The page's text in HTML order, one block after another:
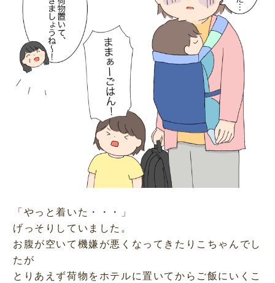
「やっと着いた・・・」
げっそりしていました。
お腹が空いて機嫌が悪くなってきたりこちゃんでし
たが
とりあえず荷物をホテルに置いてからご飯にいくこ